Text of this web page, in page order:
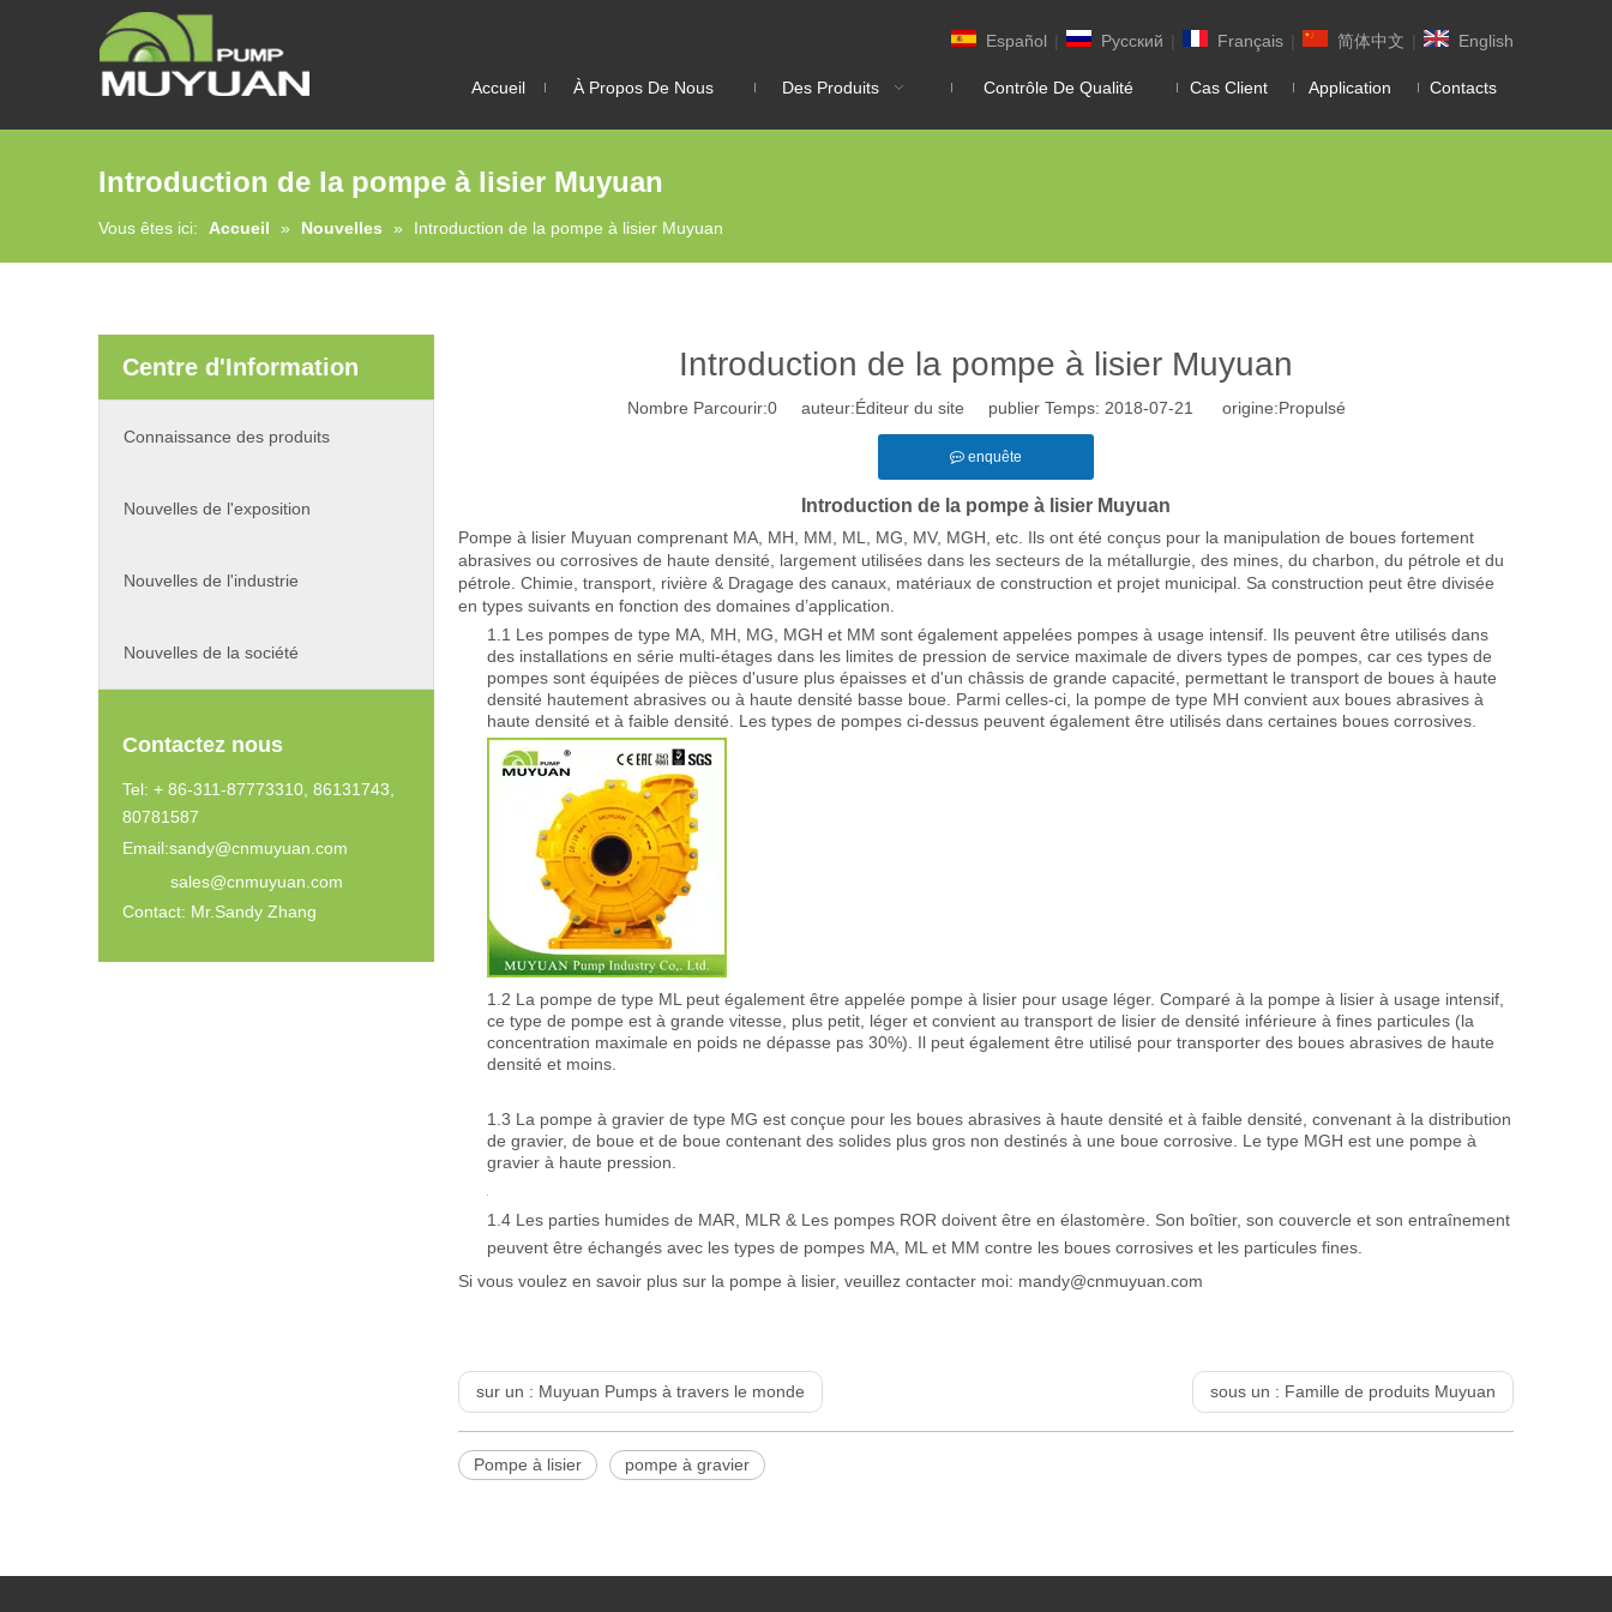
Español | Pусский | Français | 简体中文 | English
Accueil À Propos De Nous Des Produits Contrôle De Qualité Cas Client Application Contacts
Introduction de la pompe à lisier Muyuan
Vous êtes ici: Accueil » Nouvelles » Introduction de la pompe à lisier Muyuan
Centre d'Information
Connaissance des produits
Nouvelles de l'exposition
Nouvelles de l'industrie
Nouvelles de la société
Contactez nous
Tel: + 86-311-87773310, 86131743,
80781587
Email:sandy@cnmuyuan.com
sales@cnmuyuan.com
Contact: Mr.Sandy Zhang
Introduction de la pompe à lisier Muyuan
Nombre Parcourir:0auteur:Éditeur du site publier Temps: 2018-07-21 origine:Propulsé
enquête
Introduction de la pompe à lisier Muyuan
Pompe à lisier Muyuan comprenant MA, MH, MM, ML, MG, MV, MGH, etc. Ils ont été conçus pour la manipulation de boues fortement
abrasives ou corrosives de haute densité, largement utilisées dans les secteurs de la métallurgie, des mines, du charbon, du pétrole et du
pétrole. Chimie, transport, rivière & Dragage des canaux, matériaux de construction et projet municipal. Sa construction peut être divisée
en types suivants en fonction des domaines d’application.
1.1 Les pompes de type MA, MH, MG, MGH et MM sont également appelées pompes à usage intensif. Ils peuvent être utilisés dans
des installations en série multi-étages dans les limites de pression de service maximale de divers types de pompes, car ces types de
pompes sont équipées de pièces d'usure plus épaisses et d'un châssis de grande capacité, permettant le transport de boues à haute
densité hautement abrasives ou à haute densité basse boue. Parmi celles-ci, la pompe de type MH convient aux boues abrasives à
haute densité et à faible densité. Les types de pompes ci-dessus peuvent également être utilisés dans certaines boues corrosives.
1.2 La pompe de type ML peut également être appelée pompe à lisier pour usage léger. Comparé à la pompe à lisier à usage intensif,
ce type de pompe est à grande vitesse, plus petit, léger et convient au transport de lisier de densité inférieure à fines particules (la
concentration maximale en poids ne dépasse pas 30%). Il peut également être utilisé pour transporter des boues abrasives de haute
densité et moins.
1.3 La pompe à gravier de type MG est conçue pour les boues abrasives à haute densité et à faible densité, convenant à la distribution
de gravier, de boue et de boue contenant des solides plus gros non destinés à une boue corrosive. Le type MGH est une pompe à
gravier à haute pression.
1.4 Les parties humides de MAR, MLR & Les pompes ROR doivent être en élastomère. Son boîtier, son couvercle et son entraînement
peuvent être échangés avec les types de pompes MA, ML et MM contre les boues corrosives et les particules fines.
Si vous voulez en savoir plus sur la pompe à lisier, veuillez contacter moi: mandy@cnmuyuan.com
sur un : Muyuan Pumps à travers le monde sous un : Famille de produits Muyuan
Pompe à lisier pompe à gravier